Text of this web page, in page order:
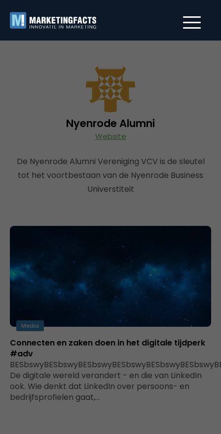
Nyenrode Alumni
Website
De Nyenrode Alumni Vereniging VCV is de sleutel
tot het voortbestaan van de Nyenrode Business
Universtiteit
Media
Connecten en zaken doen in het digitale tijdperk
#adv
De digitale wereld verandert - en die van LinkedIn
ook. Wie denkt dat LinkedIn over persoons- en
bedrijfsprofielen gaat,…